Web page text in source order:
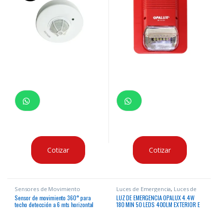
Cotizar Cotizar
Sensores de Movimiento
Sensor de movimiento 360° para
techo detección a 6 mts horizontal
Luces de Emergencia, Luces de
Emergencia
LUZ DE EMERGENCIA OPALUX 4.4W
180 MIN 50 LEDS 400LM EXTERIOR E